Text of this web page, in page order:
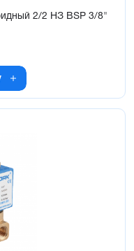
2/2 НЗ BSP 3/8"